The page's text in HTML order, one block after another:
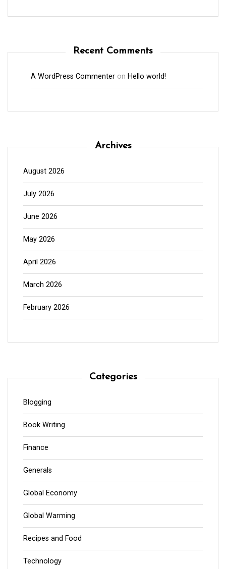
Recent Comments
A WordPress Commenter on Hello world!
Archives
August 2026
July 2026
June 2026
May 2026
April 2026
March 2026
February 2026
Categories
Blogging
Book Writing
Finance
Generals
Global Economy
Global Warming
Recipes and Food
Technology